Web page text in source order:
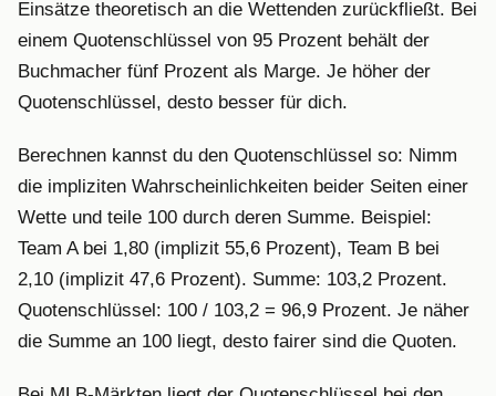
Einsätze theoretisch an die Wettenden zurückfließt. Bei
einem Quotenschlüssel von 95 Prozent behält der
Buchmacher fünf Prozent als Marge. Je höher der
Quotenschlüssel, desto besser für dich.
Berechnen kannst du den Quotenschlüssel so: Nimm
die impliziten Wahrscheinlichkeiten beider Seiten einer
Wette und teile 100 durch deren Summe. Beispiel:
Team A bei 1,80 (implizit 55,6 Prozent), Team B bei
2,10 (implizit 47,6 Prozent). Summe: 103,2 Prozent.
Quotenschlüssel: 100 / 103,2 = 96,9 Prozent. Je näher
die Summe an 100 liegt, desto fairer sind die Quoten.